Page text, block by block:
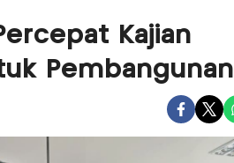
Kajian
Pembangunan